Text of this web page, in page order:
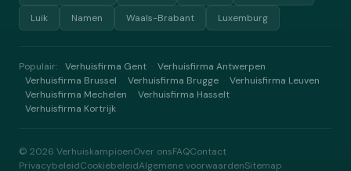
Luik
Namen Waals-Brabant Luxemburg
Populair: Verhuisfirma Gent Verhuisfirma Antwerpen
Verhuisfirma Brussel Verhuisfirma Brugge Verhuisfirma Leuven
Verhuisfirma Mechelen Verhuisfirma Hasselt
Verhuisfirma Kortrijk
© 2026 VerhuiskampioenOver onsFAQContact
PrivacybeleidCookiebeleidAlgemene voorwaardenSitemap